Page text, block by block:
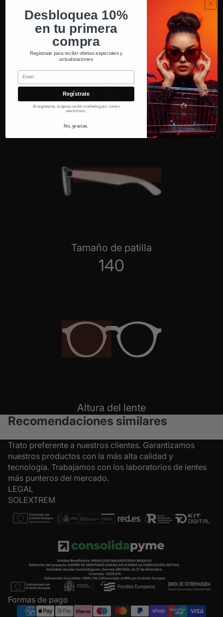
Ancho del puente
17
Tamaño de patilla
140
Altura del lente
Recomendaciones similares
Trato preferente a nuestros clientes. Garantizamos
nuestros productos con la más alta calidad y
tecnología. Trabajamos con los laboratorios de lentes
más punteros del mercado.
LEGAL
SOLEXTREM
Formas de pago
Desbloquea 10%
en tu primera
compra
Regístrate para recibir ofertas especiales y
actualizaciones
Email
Regístrate
Al registrarte, aceptas recibir marketing por correo
electrónico.
No, gracias.